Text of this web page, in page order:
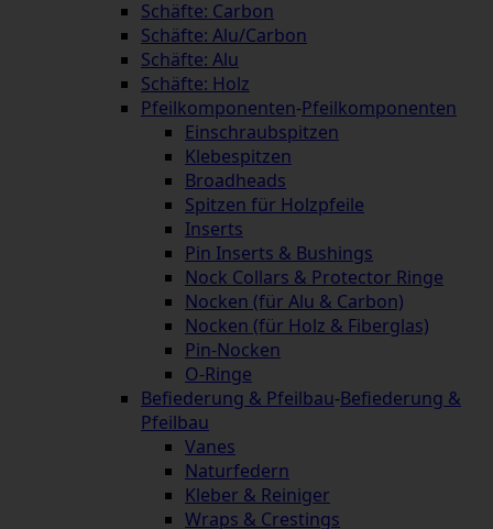
Schäfte: Carbon
Schäfte: Alu/Carbon
Schäfte: Alu
Schäfte: Holz
Pfeilkomponenten-Pfeilkomponenten
Einschraubspitzen
Klebespitzen
Broadheads
Spitzen für Holzpfeile
Inserts
Pin Inserts & Bushings
Nock Collars & Protector Ringe
Nocken (für Alu & Carbon)
Nocken (für Holz & Fiberglas)
Pin-Nocken
O-Ringe
Befiederung & Pfeilbau-Befiederung &
Pfeilbau
Vanes
Naturfedern
Kleber & Reiniger
Wraps & Crestings